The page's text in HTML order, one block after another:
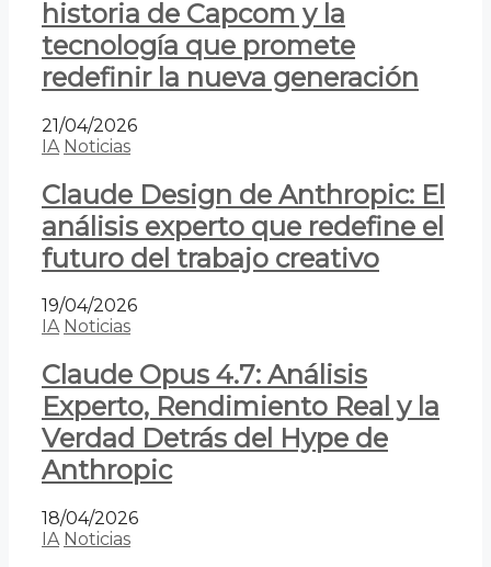
historia de Capcom y la
tecnología que promete
redefinir la nueva generación
21/04/2026
IA Noticias
Claude Design de Anthropic: El
análisis experto que redefine el
futuro del trabajo creativo
19/04/2026
IA Noticias
Claude Opus 4.7: Análisis
Experto, Rendimiento Real y la
Verdad Detrás del Hype de
Anthropic
18/04/2026
IA Noticias